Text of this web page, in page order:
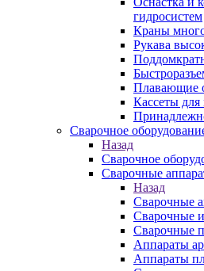
гидросистем
Краны
Рукава
Плавающие
Кассеты для
Сварочное
Назад
Сварочное
Сварочные
Назад
Сварочные
Сварочные
Сварочные
Аппараты
Аппараты